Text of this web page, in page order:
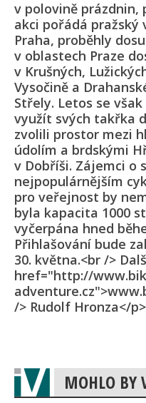
v polovině prázdnin,
akci pořádá pražský
Praha, proběhly
v oblastech Praze
v Krušných,
Vysočině a
Střely. Letos se
využít svých takřka
zvolili prostor mezi
údolím a brdskými
v Dobříši. Zájemci o
nejpopulárnějším
pro veřejnost by
byla kapacita 1000
vyčerpána hned
Přihlašování bude
30. května.<br />
href="http://
/> Rudolf Hronza</p>
MOHLO BY